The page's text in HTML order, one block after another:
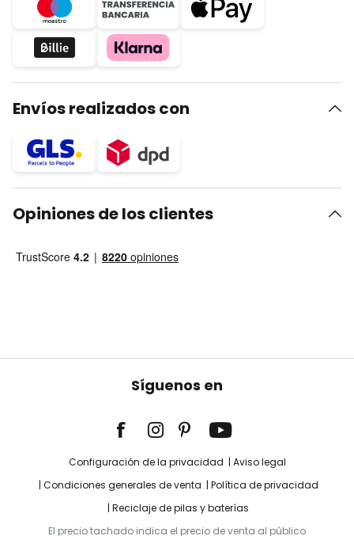
Envíos realizados con
Opiniones de los clientes
Síguenos en
Configuración de la privacidad
Aviso legal
Condiciones generales de venta
Política de privacidad
Reciclaje de pilas y baterías
El precio tachado indica el precio de venta al público